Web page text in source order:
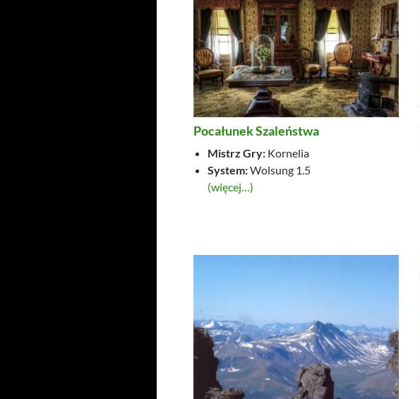
Pocałunek Szaleństwa
Mistrz Gry:Kornelia
System:Wolsung 1.5
(więcej…)